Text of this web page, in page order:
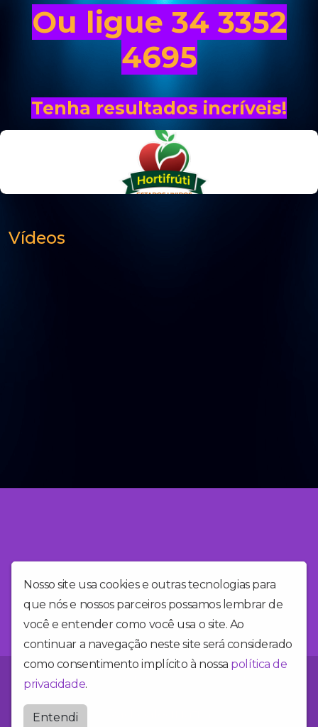
Ou ligue 34 3352
4695
Tenha resultados incríveis!
Vídeos
Nosso site usa cookies e outras tecnologias para
que nós e nossos parceiros possamos lembrar de
você e entender como você usa o site. Ao
continuar a navegação neste site será considerado
como consentimento implícito à nossa política de
privacidade.
Entendi
Você está no site da Alegria FM, a rádio mais alegre do Brasil!